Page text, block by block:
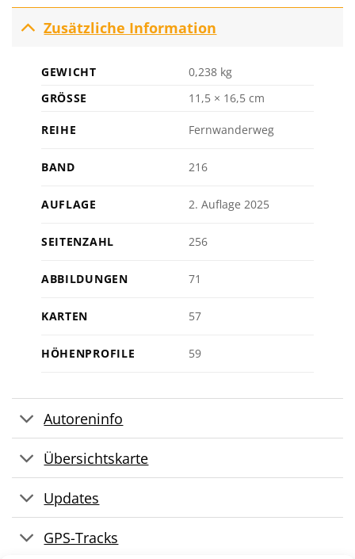
Zusätzliche Information
GEWICHT
0,238 kg
GRÖSSE
11,5 × 16,5 cm
REIHE Fernwanderweg
BAND 216
AUFLAGE 2. Auflage 2025
SEITENZAHL 256
ABBILDUNGEN 71
KARTEN 57
HÖHENPROFILE 59
Autoreninfo
Übersichtskarte
Updates
GPS-Tracks